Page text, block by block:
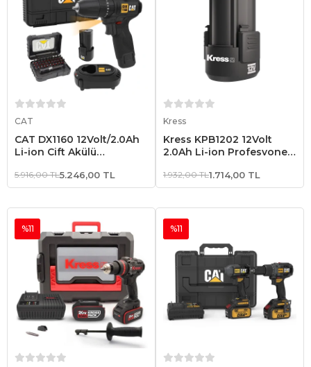
CAT
CAT DX1160 12Volt/2.0Ah
Li-ion Çift Akülü
Şarjlı Darbeli Matkap +
DA01901 32 Parça
5.916,00 TL5.246,00 TL
Kress
Kress KPB1202 12Volt
2.0Ah Li-ion Profesyonel
1.932,00 TL1.714,00 TL
%11 %11